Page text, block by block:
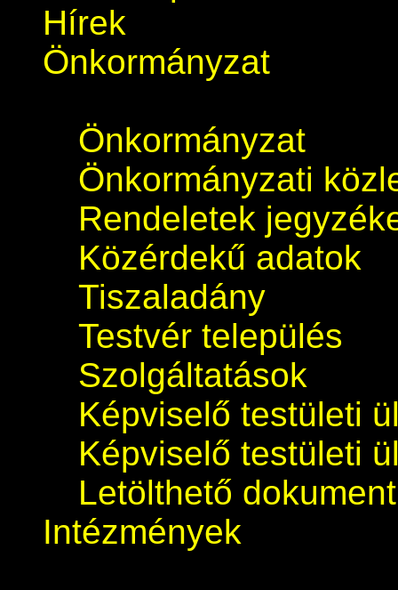
Hírek
Önkormányzat
Önkormányzat
Önkormányzati
Rendeletek
Közérdekű adatok
Tiszaladány
Testvér település
Szolgáltatások
Képviselő testületi
Képviselő testületi
Letölthető
Intézmények